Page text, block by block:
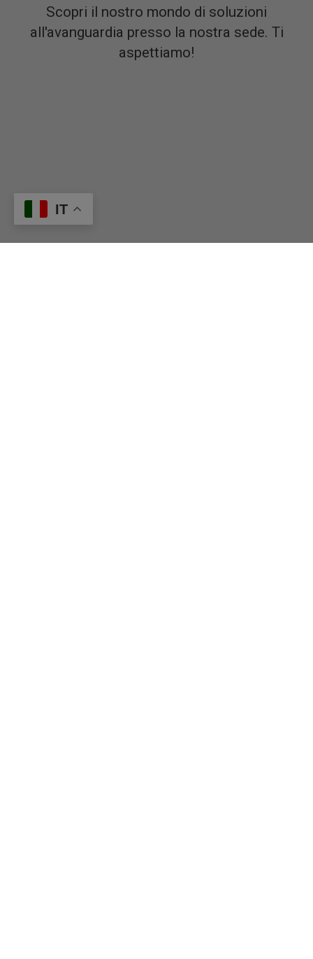
IT
Scopri il nostro mondo di soluzioni
all'avanguardia presso la nostra sede. Ti
aspettiamo!
nostro
i nostri